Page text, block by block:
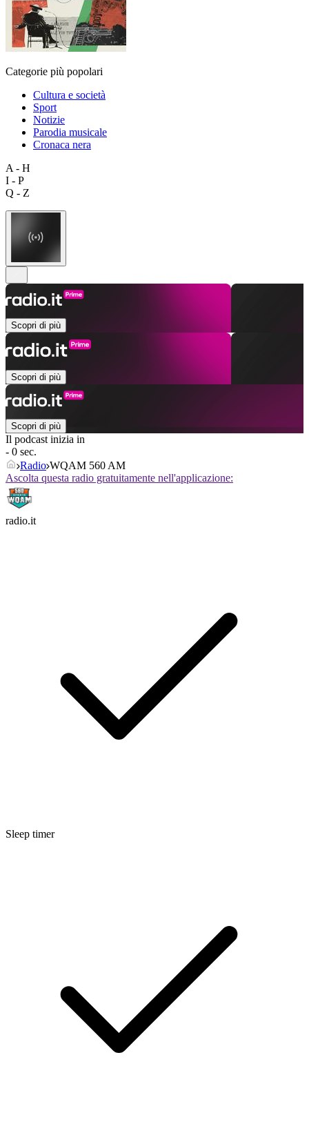
Categorie più popolari
Cultura e società
Sport
Notizie
Parodia musicale
Cronaca nera
A - H
I - P
Q - Z
Scopri di più
Scopri di più
Scopri di più
Il podcast inizia in
- 0 sec.
Radio WQAM 560 AM
Ascolta questa radio gratuitamente nell'applicazione:
radio.it
Sleep timer